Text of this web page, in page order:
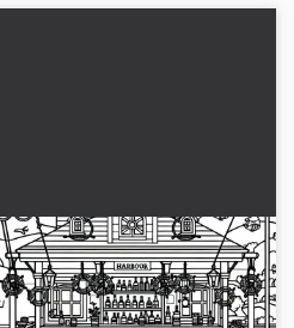
Limandaki pub ile deniz
temalı dekorasyonlar –
Ücretsiz boyama sayfası